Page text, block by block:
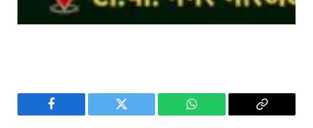
Facebook Twitter WhatsApp
Copy